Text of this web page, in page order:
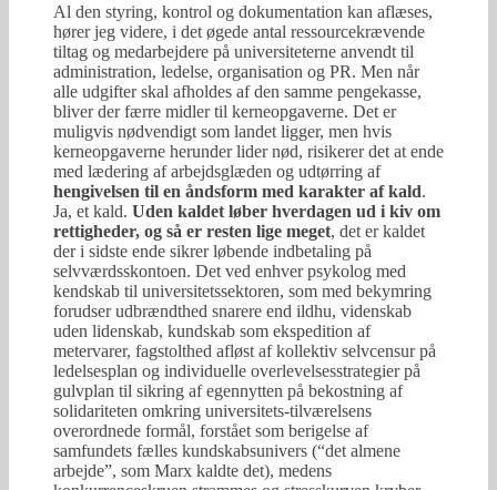
Al den styring, kontrol og dokumentation kan aflæses,
hører jeg videre, i det øgede antal ressourcekrævende
tiltag og medarbejdere på universiteterne anvendt til
administration, ledelse, organisation og PR. Men når
alle udgifter skal afholdes af den samme pengekasse,
bliver der færre midler til kerneopgaverne. Det er
muligvis nødvendigt som landet ligger, men hvis
kerneopgaverne herunder lider nød, risikerer det at ende
med lædering af arbejdsglæden og udtørring af
hengivelsen til en åndsform med karakter af kald.
Ja, et kald. Uden kaldet løber hverdagen ud i kiv om
rettigheder, og så er resten lige meget, det er kaldet
der i sidste ende sikrer løbende indbetaling på
selvværdsskontoen. Det ved enhver psykolog med
kendskab til universitetssektoren, som med bekymring
forudser udbrændthed snarere end ildhu, videnskab
uden lidenskab, kundskab som ekspedition af
metervarer, fagstolthed afløst af kollektiv selvcensur på
ledelsesplan og individuelle overlevelsesstrategier på
gulvplan til sikring af egennytten på bekostning af
solidariteten omkring universitets-tilværelsens
overordnede formål, forstået som berigelse af
samfundets fælles kundskabsunivers (“det almene
arbejde”, som Marx kaldte det), medens